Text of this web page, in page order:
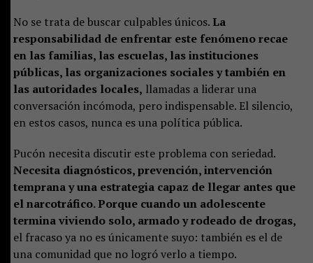
No se trata de buscar culpables únicos. La
responsabilidad de enfrentar este fenómeno recae
en las familias, las escuelas, las instituciones
públicas, las organizaciones sociales y también en
las autoridades locales, llamadas a liderar una
conversación incómoda, pero indispensable. El silencio,
en estos casos, nunca es una política pública.
Pucón necesita discutir este problema con seriedad.
Necesita diagnósticos, prevención, intervención
temprana y una estrategia capaz de llegar antes que
el narcotráfico. Porque cuando un adolescente
termina viviendo solo, armado y rodeado de drogas,
el fracaso ya no es únicamente suyo: también es el de
una comunidad que no logró verlo a tiempo.